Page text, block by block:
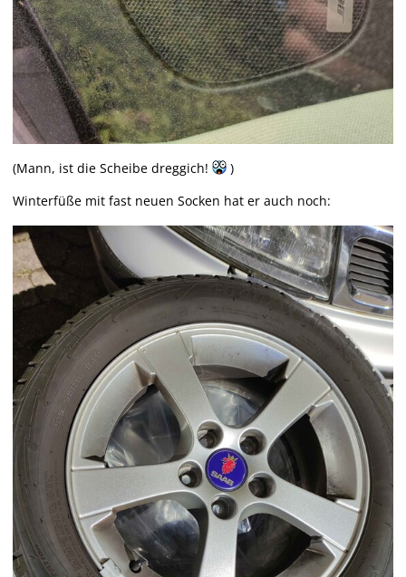
(Mann, ist die Scheibe dreggich!
)
Winterfüße mit fast neuen Socken hat er auch noch: